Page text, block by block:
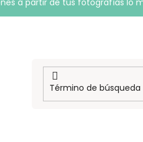
a partir de tus fotografías lo